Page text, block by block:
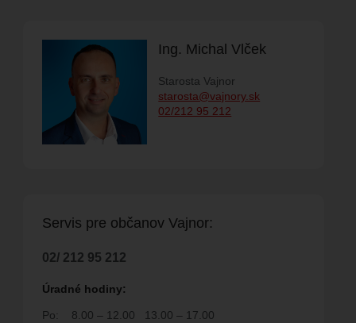
PODUJATÍ
Ing. Michal Vlček
Starosta Vajnor
starosta@vajnory.sk
02/212 95 212
Servis pre občanov Vajnor:
02/ 212 95 212
Úradné hodiny:
Po: 8.00 – 12.00
13.00 – 17.00